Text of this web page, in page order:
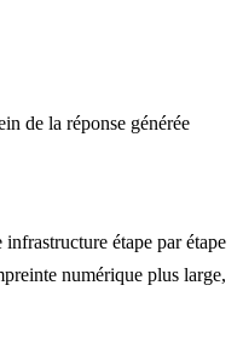
de la réponse générée
étape par étape
numérique plus large,